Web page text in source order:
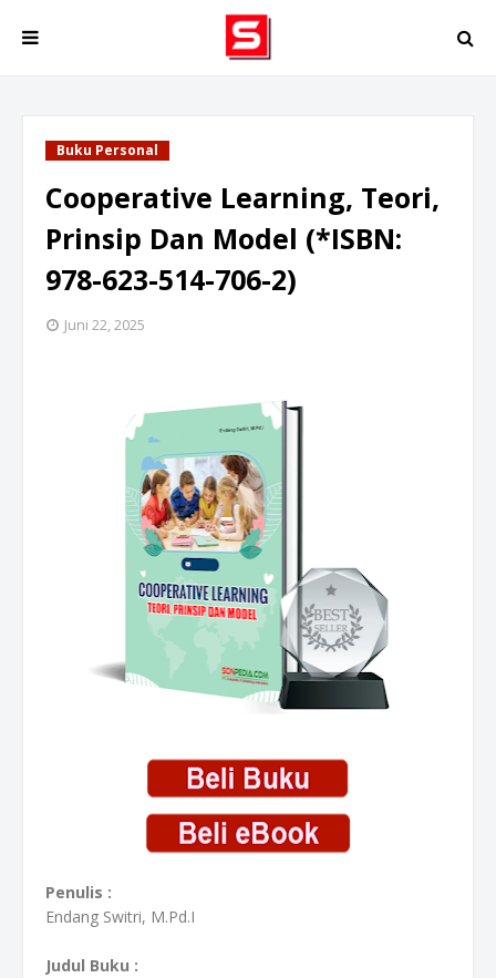
Buku Personal
Cooperative Learning, Teori,
Prinsip Dan Model (*ISBN:
978-623-514-706-2)
Juni 22, 2025
Penulis :
Endang Switri, M.Pd.I
Judul Buku :